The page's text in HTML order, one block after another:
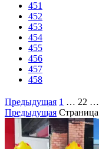
451
452
453
454
455
456
457
458
Предыдущая 1 … 22 …
Предыдущая Страница